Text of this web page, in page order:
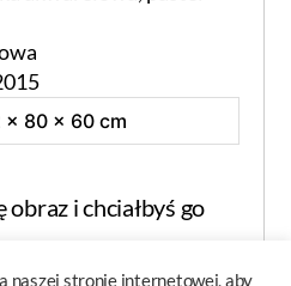
× 80 × 60 cm
obraz i chciałbyś go